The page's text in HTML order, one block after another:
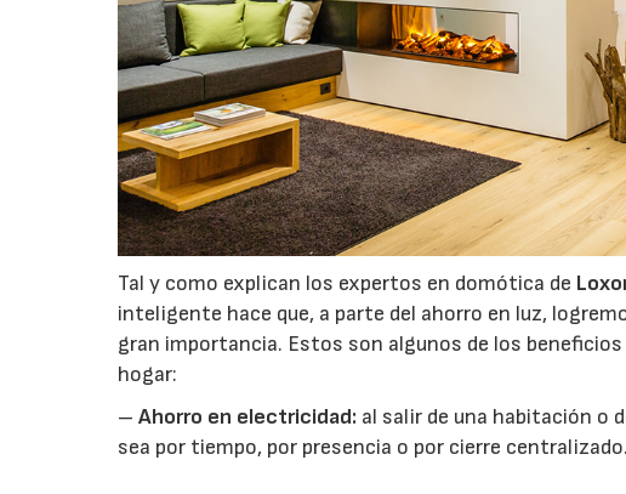
Tal y como explican los expertos en domótica de
inteligente hace que, a parte del ahorro en luz,
gran importancia. Estos son algunos de los
hogar:
–Ahorro en electricidad: al salir de una habitación o
sea por tiempo, por presencia o por cierre centralizado.